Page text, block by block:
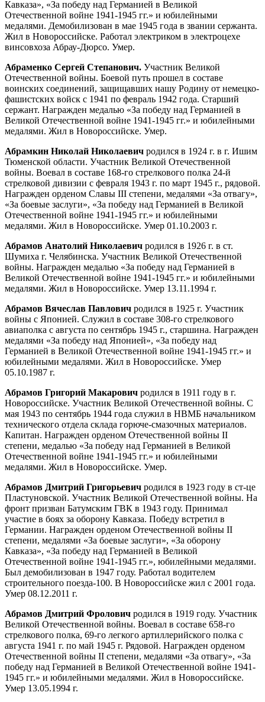
Кавказа», «За победу над Германией в Великой
Отечественной войне 1941-1945 гг.» и юбилейными
медалями. Демобилизован в мае 1945 года в звании сержанта.
Жил в Новороссийске. Работал электриком в электроцехе
винсовхоза Абрау-Дюрсо. Умер.
Абраменко Сергей Степанович. Участник Великой
Отечественной войны. Боевой путь прошел в составе
воинских соединений, защищавших нашу Родину от немецко-
фашистских войск с 1941 по февраль 1942 года. Старший
сержант. Награжден медалью «За победу над Германией в
Великой Отечественной войне 1941-1945 гг.» и юбилейными
медалями. Жил в Новороссийске. Умер.
Абрамкин Николай Николаевич родился в 1924 г. в г. Ишим
Тюменской области. Участник Великой Отечественной
войны. Воевал в составе 168-го стрелкового полка 24-й
стрелковой дивизии с февраля 1943 г. по март 1945 г., рядовой.
Награжден орденом Славы III степени, медалями «За отвагу»,
«За боевые заслуги», «За победу над Германией в Великой
Отечественной войне 1941-1945 гг.» и юбилейными
медалями. Жил в Новороссийске. Умер 01.10.2003 г.
Абрамов Анатолий Николаевич родился в 1926 г. в ст.
Шумиха г. Челябинска. Участник Великой Отечественной
войны. Награжден медалью «За победу над Германией в
Великой Отечественной войне 1941-1945 гг.» и юбилейными
медалями. Жил в Новороссийске. Умер 13.11.1994 г.
Абрамов Вячеслав Павлович родился в 1925 г. Участник
войны с Японией. Служил в составе 308-го стрелкового
авиаполка с августа по сентябрь 1945 г., старшина. Награжден
медалями «За победу над Японией», «За победу над
Германией в Великой Отечественной войне 1941-1945 гг.» и
юбилейными медалями. Жил в Новороссийске. Умер
05.10.1987 г.
Абрамов Григорий Макарович родился в 1911 году в г.
Новороссийске. Участник Великой Отечественной войны. С
мая 1943 по сентябрь 1944 года служил в НВМБ начальником
технического отдела склада горюче-смазочных материалов.
Капитан. Награжден орденом Отечественной войны II
степени, медалью «За победу над Германией в Великой
Отечественной войне 1941-1945 гг.» и юбилейными
медалями. Жил в Новороссийске. Умер.
Абрамов Дмитрий Григорьевич родился в 1923 году в ст-це
Пластуновской. Участник Великой Отечественной войны. На
фронт призван Батумским ГВК в 1943 году. Принимал
участие в боях за оборону Кавказа. Победу встретил в
Германии. Награжден орденом Отечественной войны II
степени, медалями «За боевые заслуги», «За оборону
Кавказа», «За победу над Германией в Великой
Отечественной войне 1941-1945 гг.», юбилейными медалями.
Был демобилизован в 1947 году. Работал водителем
строительного поезда-100. В Новороссийске жил с 2001 года.
Умер 08.12.2011 г.
Абрамов Дмитрий Фролович родился в 1919 году. Участник
Великой Отечественной войны. Воевал в составе 658-го
стрелкового полка, 69-го легкого артиллерийского полка с
августа 1941 г. по май 1945 г. Рядовой. Награжден орденом
Отечественной войны II степени, медалями «За отвагу», «За
победу над Германией в Великой Отечественной войне 1941-
1945 гг.» и юбилейными медалями. Жил в Новороссийске.
Умер 13.05.1994 г.